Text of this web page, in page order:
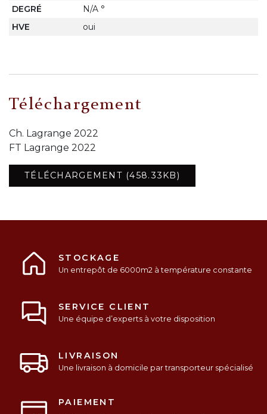
DEGRÉ
N/A °
HVE
oui
Téléchargement
Ch. Lagrange 2022
FT Lagrange 2022
TÉLÉCHARGEMENT (458.33KB)
STOCKAGE
Un entrepôt de 6000m2 à température constante
SERVICE CLIENT
Une équipe d’experts à votre disposition
LIVRAISON
Une livraison à domicile par transporteur spécialisé
PAIEMENT